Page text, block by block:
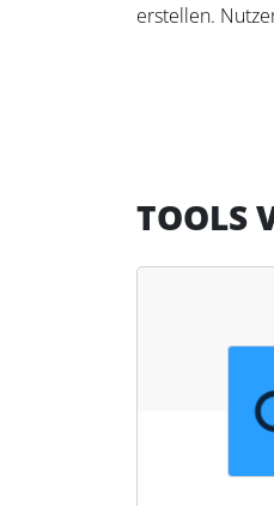
erstellen.
automatisierte
TOOLS